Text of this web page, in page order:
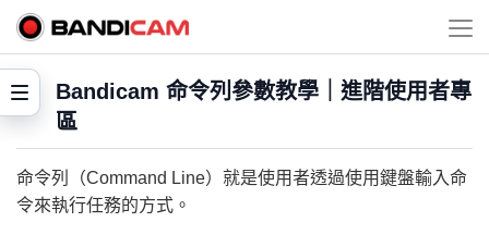
Bandicam 命令列參數教學｜進階使用者專
區
命令列（Command Line）就是使用者透過使用鍵盤輸入命
令來執行任務的方式。